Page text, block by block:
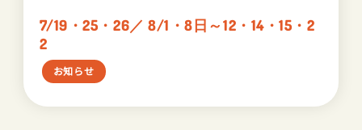
7/19・25・26／ 8/1・8日～12・14・15・2
2
お知らせ